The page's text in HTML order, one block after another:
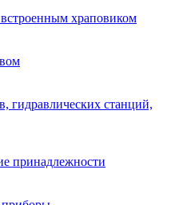
храповиком
гидравлических станций,
принадлежности